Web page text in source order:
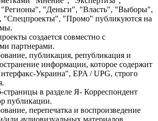
"Регионы", "Деньги", "Власть", "Выборы",
"Спецпроекты", "Промо" публикуются на
создается совместно с
партнерами.
публикация, републикация и
информации, которое содержит
Украина", EPA / UPG, строго
страницы в разделе Я- Корреспондент
публикации.
перепечатка и воспроизведение
или аудиовизуальных материалов,